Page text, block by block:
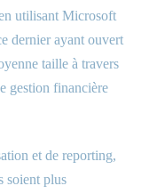
utilisant Microsoft
dernier ayant ouvert
taille à travers
gestion financière
et de reporting,
soient plus